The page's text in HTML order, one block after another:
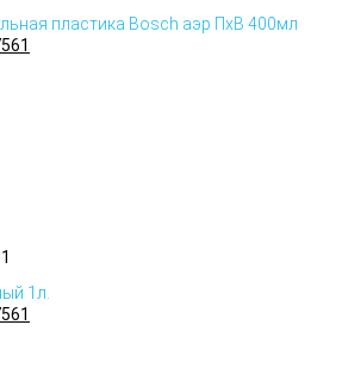
пластика Bosch аэр ПхВ 400мл
1л.